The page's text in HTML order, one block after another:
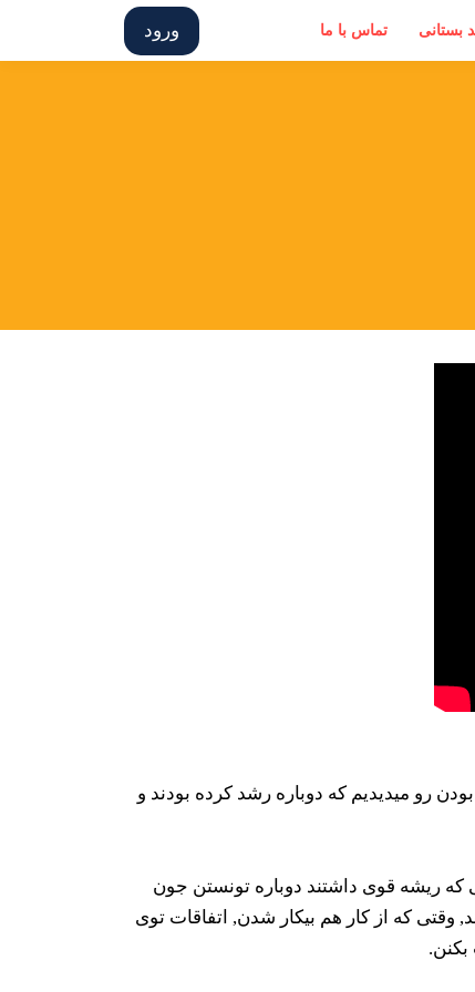
بستانی تماس با ما ورود
رو میدیدیم که دوباره رشد کرده بودند و
که ریشه قوی داشتند دوباره تونستن جون
وقتی که از کار هم بیکار شدن, اتفاقات توی